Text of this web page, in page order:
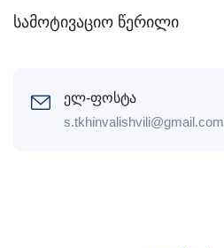
სამოტივაციო წერილი
ელ-ფოსტა
s.tkhinvalishvili@gmail.com